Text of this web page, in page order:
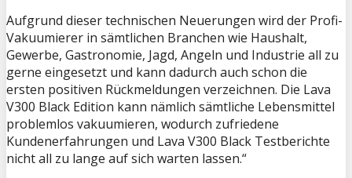
Aufgrund dieser technischen Neuerungen wird der Profi-
Vakuumierer in sämtlichen Branchen wie Haushalt,
Gewerbe, Gastronomie, Jagd, Angeln und Industrie all zu
gerne eingesetzt und kann dadurch auch schon die
ersten positiven Rückmeldungen verzeichnen. Die Lava
V300 Black Edition kann nämlich sämtliche Lebensmittel
problemlos vakuumieren, wodurch zufriedene
Kundenerfahrungen und Lava V300 Black Testberichte
nicht all zu lange auf sich warten lassen.“